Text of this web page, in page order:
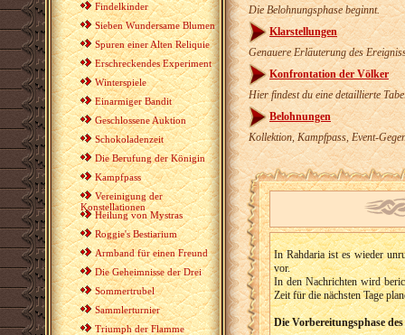
Findelkinder
Sieben Wundersame Blumen
Spuren einer Alten Reliquie
Erschreckendes Experiment
Winterspiele
Einarmiger Bandit
Geschlossene Auktion
Schokoladenzeit
Die Berufung der Königin
Kampfpass
Vereinigung der
Konstellationen
Heilung von Mystras
Roggie's Bestiarium
Armband für einen Freund
Die Geheimnisse der Drei
Sommertrubel
Sammlerturnier
Triumph der Flamme
Die Belohnungsphase beginnt.
Klarstellungen
Genauere Erläuterung des
Konfrontation der Völker
Hier findest du eine detaillierte
Belohnungen
Kollektion, Kampfpass, Event-
In Rahdaria ist es wieder
vor.
In den Nachrichten wird
Zeit für die nächsten Tage
Die Vorbereitungsphase